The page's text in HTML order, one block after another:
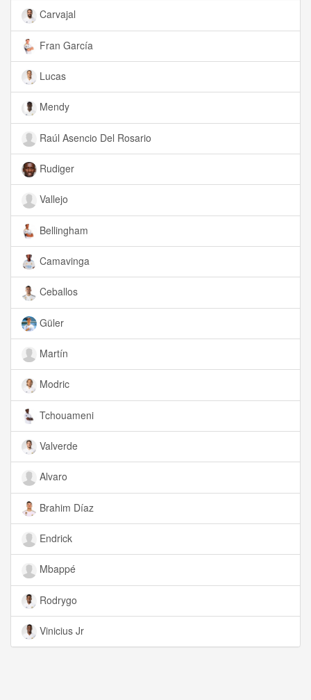
Carvajal
Fran García
Lucas
Mendy
Raúl Asencio Del Rosario
Rudiger
Vallejo
Bellingham
Camavinga
Ceballos
Güler
Martín
Modric
Tchouameni
Valverde
Alvaro
Brahim Díaz
Endrick
Mbappé
Rodrygo
Vinicius Jr